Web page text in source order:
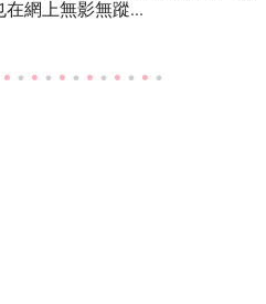
在網上無影無蹤...